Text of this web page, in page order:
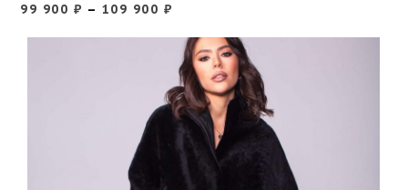
99 900 ₽ – 109 900 ₽